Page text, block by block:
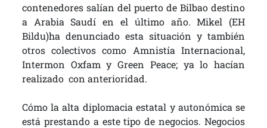
contenedores salían del puerto de Bilbao destino
a Arabia Saudí en el último año. Mikel (EH
Bildu)ha denunciado esta situación y también
otros colectivos como Amnistía Internacional,
Intermon Oxfam y Green Peace; ya lo hacían
realizado con anterioridad.
Cómo la alta diplomacia estatal y autonómica se
está prestando a este tipo de negocios. Negocios